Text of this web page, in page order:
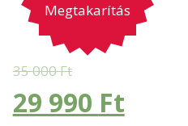
Megtakarítás
35 000Ft
29 990 Ft